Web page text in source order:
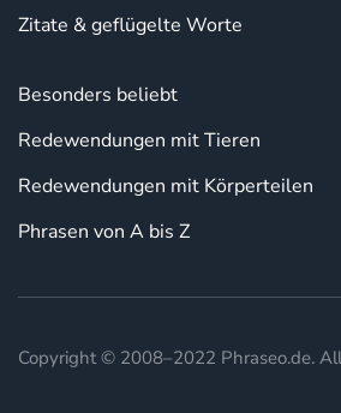
Zitate & geflügelte Worte
Besonders beliebt
Redewendungen mit Tieren
Redewendungen mit Körperteilen
Phrasen von A bis Z
Copyright © 2008–2022 Phraseo.de.